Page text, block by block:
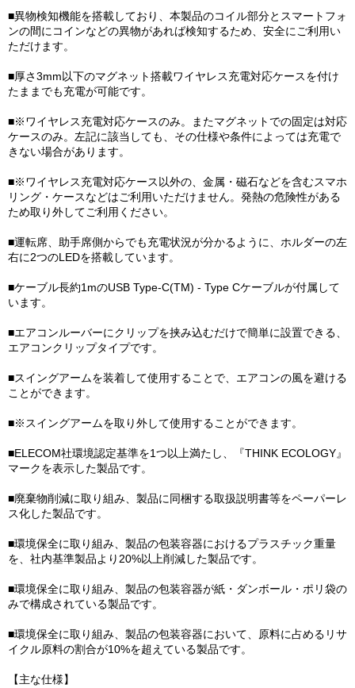
■異物検知機能を搭載しており、本製品のコイル部分とスマートフォ
ンの間にコインなどの異物があれば検知するため、安全にご利用い
ただけます。
■厚さ3mm以下のマグネット搭載ワイヤレス充電対応ケースを付け
たままでも充電が可能です。
■※ワイヤレス充電対応ケースのみ。またマグネットでの固定は対応
ケースのみ。左記に該当しても、その仕様や条件によっては充電で
きない場合があります。
■※ワイヤレス充電対応ケース以外の、金属・磁石などを含むスマホ
リング・ケースなどはご利用いただけません。発熱の危険性がある
ため取り外してご利用ください。
■運転席、助手席側からでも充電状況が分かるように、ホルダーの左
右に2つのLEDを搭載しています。
■ケーブル長約1mのUSB Type-C(TM) - Type Cケーブルが付属して
います。
■エアコンルーバーにクリップを挟み込むだけで簡単に設置できる、
エアコンクリップタイプです。
■スイングアームを装着して使用することで、エアコンの風を避ける
ことができます。
■※スイングアームを取り外して使用することができます。
■ELECOM社環境認定基準を1つ以上満たし、『THINK ECOLOGY』
マークを表示した製品です。
■廃棄物削減に取り組み、製品に同梱する取扱説明書等をペーパーレ
ス化した製品です。
■環境保全に取り組み、製品の包装容器におけるプラスチック重量
を、社内基準製品より20%以上削減した製品です。
■環境保全に取り組み、製品の包装容器が紙・ダンボール・ポリ袋の
みで構成されている製品です。
■環境保全に取り組み、製品の包装容器において、原料に占めるリサ
イクル原料の割合が10%を超えている製品です。
【主な仕様】